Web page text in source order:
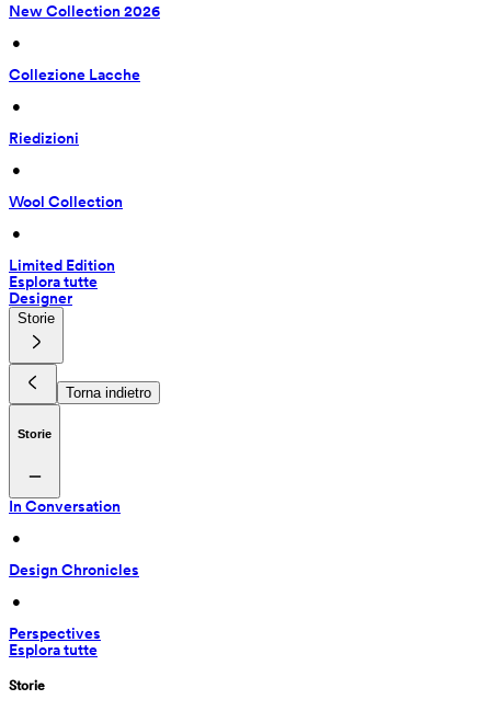
New Collection 2026
•
Collezione Lacche
•
Riedizioni
•
Wool Collection
•
Limited Edition
Esplora tutte
Designer
Storie
Torna indietro
Storie
In Conversation
•
Design Chronicles
•
Perspectives
Esplora tutte
Storie